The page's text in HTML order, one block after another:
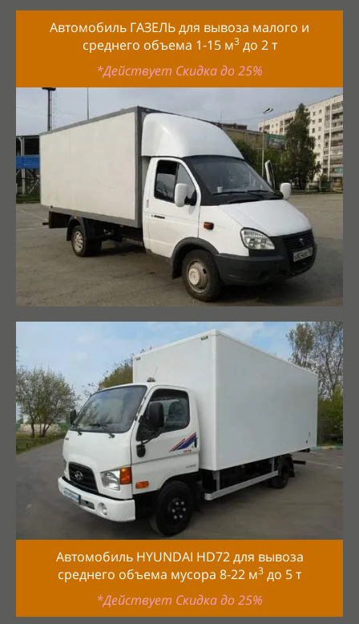
Автомобиль ГАЗЕЛЬ для вывоза малого и
среднего объема 1-15 м3до 2 т
*Действует Скидка до 25%
Автомобиль HYUNDAI HD72 для вывоза
среднего объема мусора 8-22 м3 до 5т
*Действует Скидка до 25%